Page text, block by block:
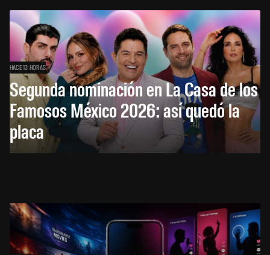
HACE 13 HORAS
Segunda nominación en La Casa de los
Famosos México 2026: así quedó la
placa